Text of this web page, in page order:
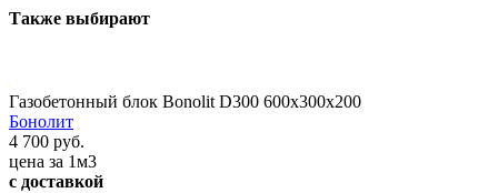
Также выбирают
Газобетонный блок Bonolit D300 600х300х200
Бонолит
4 700 руб.
цена за 1м3
с доставкой